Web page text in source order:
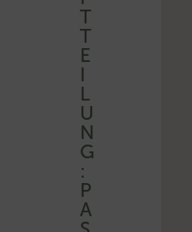
T
T
E
I
L
U
N
G
:
P
A